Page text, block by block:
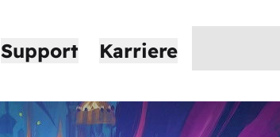
Support Karriere